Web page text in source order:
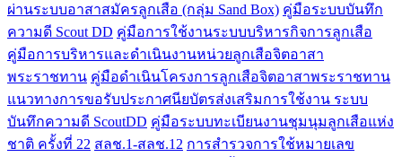
ผ่านระบบอาสาสมัครลูกเสือ (กลุ่ม Sand Box) คู่มือระบบบันทึก
ความดี Scout DD คู่มือการใช้งานระบบบริหารกิจการลูกเสือ
คู่มือการบริหารและดำเนินงานหน่วยลูกเสือจิตอาสา
พระราชทาน คู่มือดำเนินโครงการลูกเสือจิตอาสาพระราชทาน
แนวทางการขอรับประกาศนียบัตรส่งเสริมการใช้งาน ระบบ
บันทึกความดี ScoutDD คู่มือระบบทะเบียนงานชุมนุมลูกเสือแห่ง
ชาติ ครั้งที่ 22 สลช.1-สลช.12 การสำรวจการใช้หมายเลข